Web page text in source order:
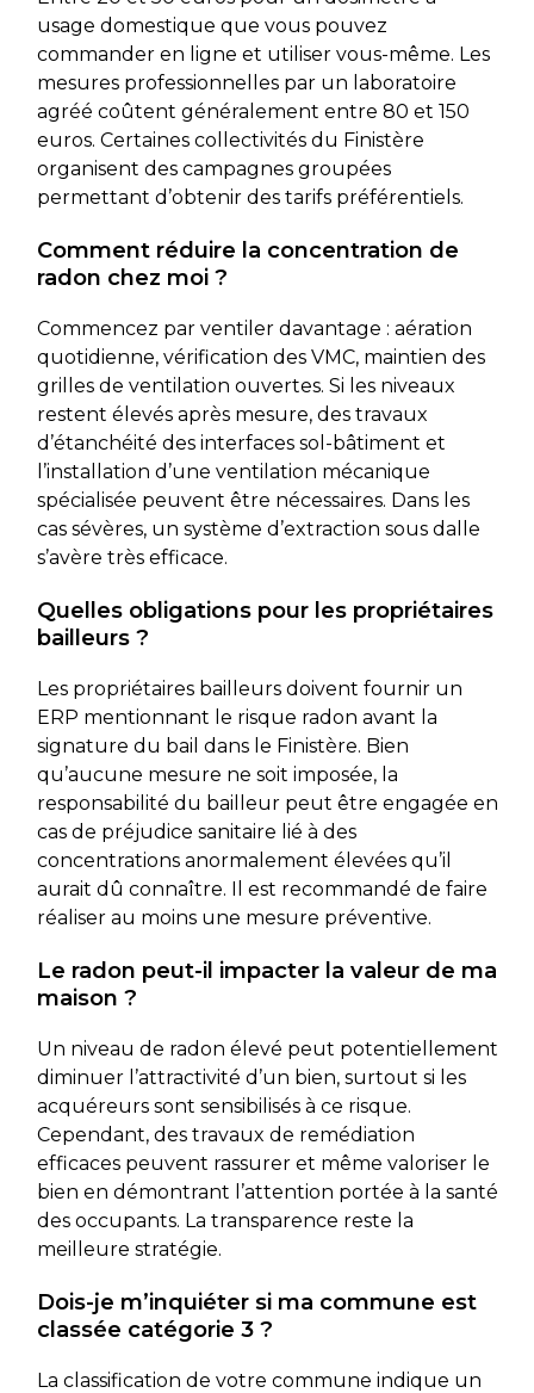
usage domestique que vous pouvez
commander en ligne et utiliser vous-même. Les
mesures professionnelles par un laboratoire
agréé coûtent généralement entre 80 et 150
euros. Certaines collectivités du Finistère
organisent des campagnes groupées
permettant d’obtenir des tarifs préférentiels.
Comment réduire la concentration de
radon chez moi ?
Commencez par ventiler davantage : aération
quotidienne, vérification des VMC, maintien des
grilles de ventilation ouvertes. Si les niveaux
restent élevés après mesure, des travaux
d’étanchéité des interfaces sol-bâtiment et
l’installation d’une ventilation mécanique
spécialisée peuvent être nécessaires. Dans les
cas sévères, un système d’extraction sous dalle
s’avère très efficace.
Quelles obligations pour les propriétaires
bailleurs ?
Les propriétaires bailleurs doivent fournir un
ERP mentionnant le risque radon avant la
signature du bail dans le Finistère. Bien
qu’aucune mesure ne soit imposée, la
responsabilité du bailleur peut être engagée en
cas de préjudice sanitaire lié à des
concentrations anormalement élevées qu’il
aurait dû connaître. Il est recommandé de faire
réaliser au moins une mesure préventive.
Le radon peut-il impacter la valeur de ma
maison ?
Un niveau de radon élevé peut potentiellement
diminuer l’attractivité d’un bien, surtout si les
acquéreurs sont sensibilisés à ce risque.
Cependant, des travaux de remédiation
efficaces peuvent rassurer et même valoriser le
bien en démontrant l’attention portée à la santé
des occupants. La transparence reste la
meilleure stratégie.
Dois-je m’inquiéter si ma commune est
classée catégorie 3 ?
La classification de votre commune indique un